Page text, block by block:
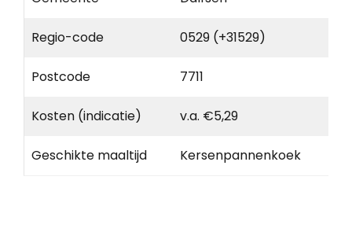
Regio-code 0529 (+31529)
Postcode 7711
Kosten (indicatie) v.a. €5,29
Geschikte maaltijd Kersenpannenkoek